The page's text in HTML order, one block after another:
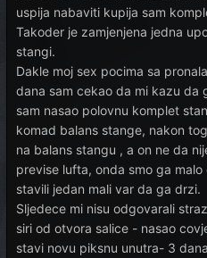
uspija nabaviti kupija sam
Takoder je zamjenjena jedna
stangi.
Dakle moj sex pocima sa
dana sam cekao da mi kazu da
sam nasao polovnu komplet
komad balans stange, nakon
na balans stangu , a on ne da
previse lufta, onda smo ga
stavili jedan mali var da ga drzi.
Sljedece mi nisu odgovarali
siri od otvora salice - nasao
stavi novu piksnu unutra- 3